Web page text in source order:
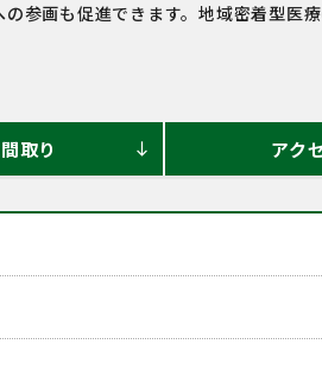
の参画も促進できます。地域密着型医
取り south アク